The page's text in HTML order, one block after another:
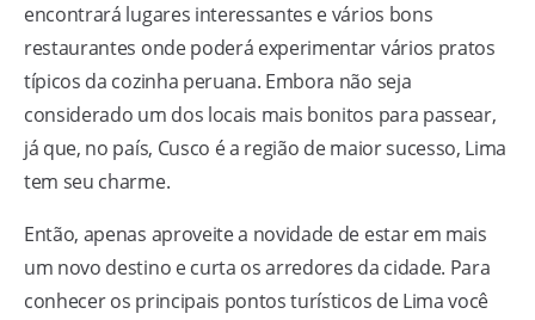
encontrará lugares interessantes e vários bons
restaurantes onde poderá experimentar vários pratos
típicos da cozinha peruana. Embora não seja
considerado um dos locais mais bonitos para passear,
já que, no país, Cusco é a região de maior sucesso, Lima
tem seu charme.
Então, apenas aproveite a novidade de estar em mais
um novo destino e curta os arredores da cidade. Para
conhecer os principais pontos turísticos de Lima você